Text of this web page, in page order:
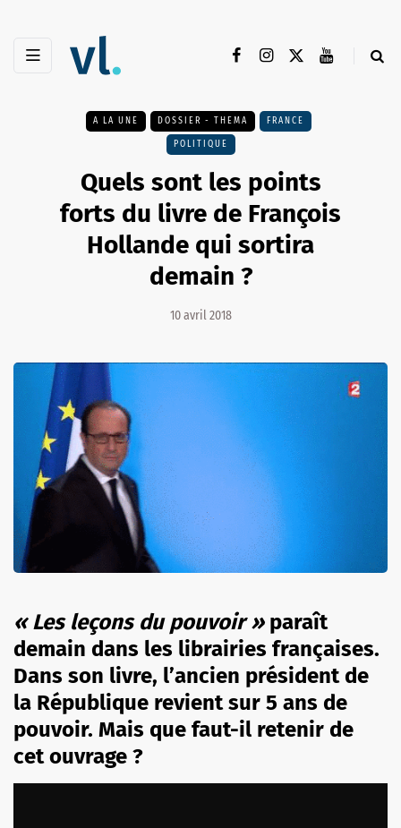
A LA UNE DOSSIER - THEMA FRANCE
POLITIQUE
Quels sont les points
forts du livre de François
Hollande qui sortira
demain ?
10 avril 2018
« Les leçons du pouvoir » paraît
demain dans les librairies françaises.
Dans son livre, l’ancien président de
la République revient sur 5 ans de
pouvoir. Mais que faut-il retenir de
cet ouvrage ?